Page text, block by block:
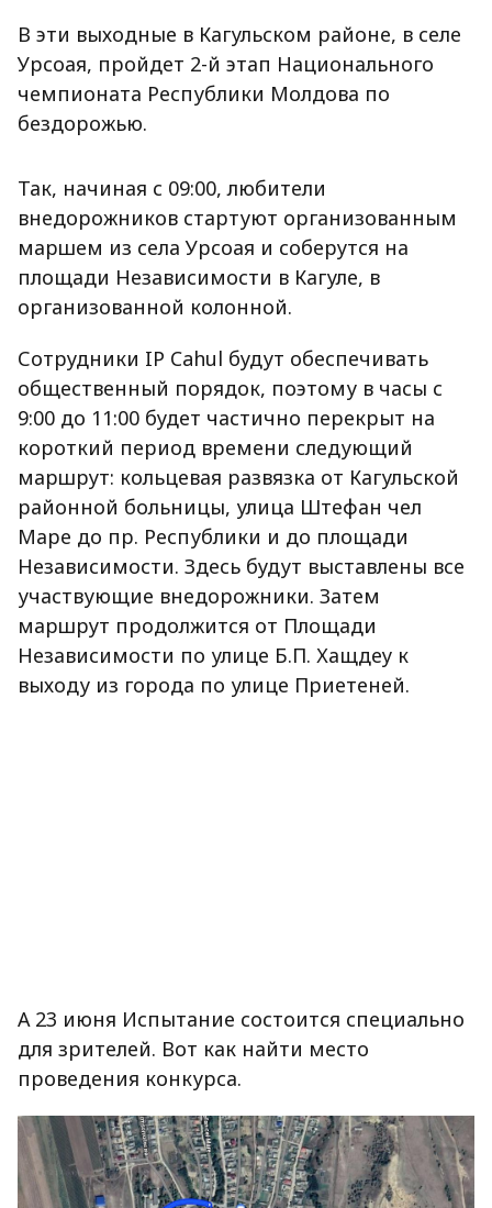
В эти выходные в Кагульском районе, в селе
Урсоая, пройдет 2-й этап Национального
чемпионата Республики Молдова по
бездорожью.
Так, начиная с 09:00, любители
внедорожников стартуют организованным
маршем из села Урсоая и соберутся на
площади Независимости в Кагуле, в
организованной колонной.
Сотрудники IP Cahul будут обеспечивать
общественный порядок, поэтому в часы с
9:00 до 11:00 будет частично перекрыт на
короткий период времени следующий
маршрут: кольцевая развязка от Кагульской
районной больницы, улица Штефан чел
Маре до пр. Республики и до площади
Независимости. Здесь будут выставлены все
участвующие внедорожники. Затем
маршрут продолжится от Площади
Независимости по улице Б.П. Хащдеу к
выходу из города по улице Приетеней.
А 23 июня Испытание состоится специально
для зрителей. Вот как найти место
проведения конкурса.